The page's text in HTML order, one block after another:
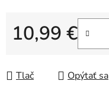
10,99 €
Jednotková cena:
Tlač Opýtať sa